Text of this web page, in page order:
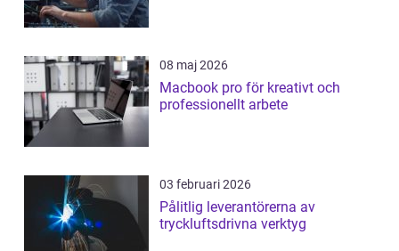
08 maj 2026
Macbook pro för kreativt och
professionellt arbete
03 februari 2026
Pålitlig leverantörerna av
tryckluftsdrivna verktyg